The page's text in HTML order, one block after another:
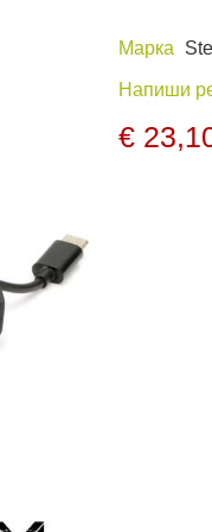
СОЛАРНИ ПАНЕЛИ И
Марка
Напиши
€